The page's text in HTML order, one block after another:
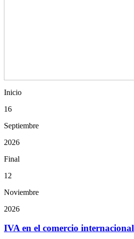
Inicio
16
Septiembre
2026
Final
12
Noviembre
2026
IVA en el comercio